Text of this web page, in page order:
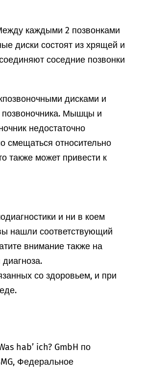
каждыми 2 позвонками
диски состоят из хрящей и
соседние позвонки
дисками и
позвоночника. Мышцы и
недостаточно
смещаться относительно
также может привести к
и ни в коем
нашли соответствующий
внимание также на
со здоровьем, и при
hab’ ich? GmbH по
Федеральное